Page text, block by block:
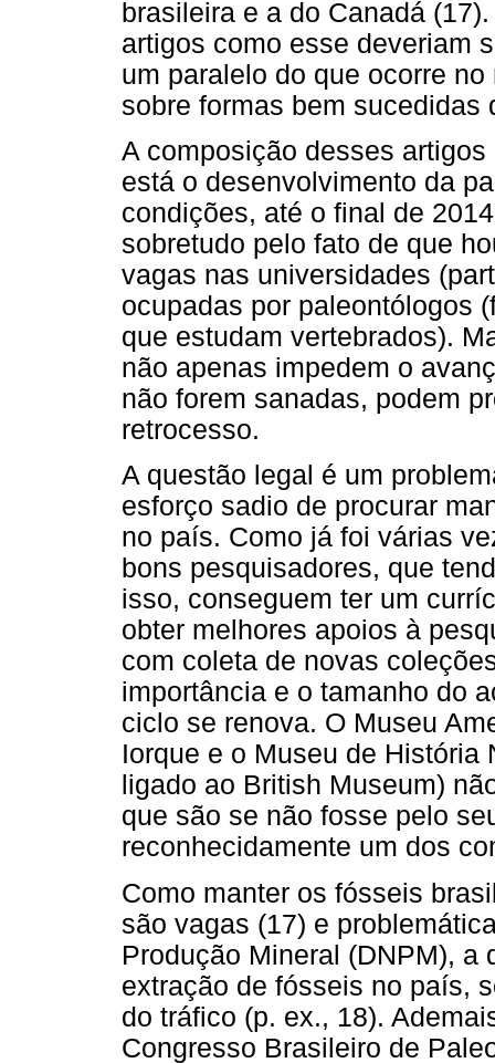
brasileira e a do Canadá
artigos como esse deveriam
um paralelo do que ocorre
sobre formas bem
A composição desses
está o desenvolvimento da
condições, até o final de
sobretudo pelo fato de que
vagas nas universidades
ocupadas por paleontólogos
que estudam vertebrados).
não apenas impedem o
não forem sanadas, podem
retrocesso.
A questão legal é um
esforço sadio de procurar
no país. Como já foi várias
bons pesquisadores, que
isso, conseguem ter um
obter melhores apoios à
com coleta de novas
importância e o tamanho do
ciclo se renova. O Museu
Iorque e o Museu de História
ligado ao British Museum)
que são se não fosse pelo
reconhecidamente um dos
Como manter os fósseis
são vagas (17) e
Produção Mineral (DNPM), a
extração de fósseis no país,
do tráfico (p. ex., 18).
Congresso Brasileiro de